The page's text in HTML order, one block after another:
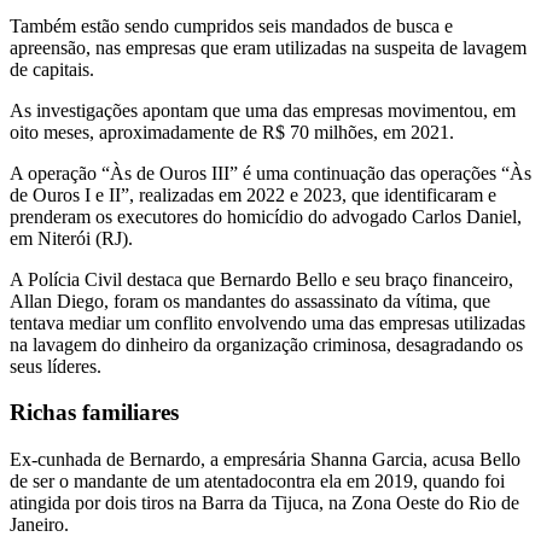
Também estão sendo cumpridos seis mandados de busca e
apreensão, nas empresas que eram utilizadas na suspeita de lavagem
de capitais.
As investigações apontam que uma das empresas movimentou, em
oito meses, aproximadamente de R$ 70 milhões, em 2021.
A operação “Às de Ouros III” é uma continuação das operações “Às
de Ouros I e II”, realizadas em 2022 e 2023, que identificaram e
prenderam os executores do homicídio do advogado Carlos Daniel,
em Niterói (RJ).
A Polícia Civil destaca que Bernardo Bello e seu braço financeiro,
Allan Diego, foram os mandantes do assassinato da vítima, que
tentava mediar um conflito envolvendo uma das empresas utilizadas
na lavagem do dinheiro da organização criminosa, desagradando os
seus líderes.
Richas familiares
Ex-cunhada de Bernardo, a empresária Shanna Garcia, acusa Bello
de ser o mandante de um atentadocontra ela em 2019, quando foi
atingida por dois tiros na Barra da Tijuca, na Zona Oeste do Rio de
Janeiro.